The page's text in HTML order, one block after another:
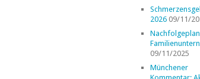
2026 09/11/
09/11/2025
Münchener